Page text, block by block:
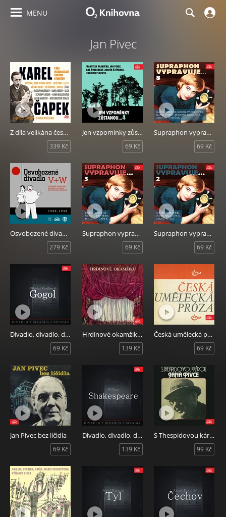
MENU
Jan Pivec
Z díla velikána české i světové literatury
339 Kč
Jen vzpomínky zůstanou....4 František Plánička, Jan Pivec, Max Švabinský...
69 Kč
Supraphon vypravuje...8 (Konrád, Čapek, Horníček, Bezouška, Tomeček)
69 Kč
Osvobozené divadlo 1929-1938
279 Kč
Supraphon vypravuje...3
69 Kč
Supraphon vypravuje...2
69 Kč
Divadlo, divadlo, divadlo - Gogol
69 Kč
Hrdinové okamžiku - Monology českých herců a hereček
139 Kč
Česká umělecká próza 2
69 Kč
Jan Pivec bez líčidla
69 Kč
Divadlo, divadlo, divadlo Shakespeare
139 Kč
S Thespidovou károu Jana Pivce
99 Kč